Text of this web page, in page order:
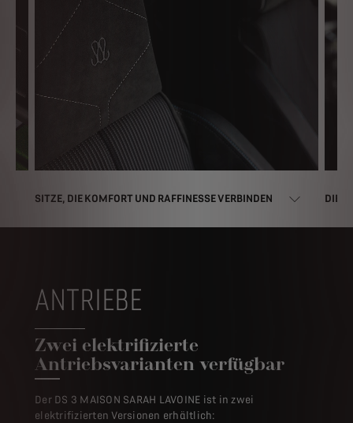
SITZE, DIE KOMFORT UND RAFFINESSE VERBINDEN DIE
ANTRIEBE
Zwei elektrifizierte
Antriebsvarianten verfügbar
Der DS 3 MAISON SARAH LAVOINE ist in zwei
elektrifizierten Versionen erhältlich: